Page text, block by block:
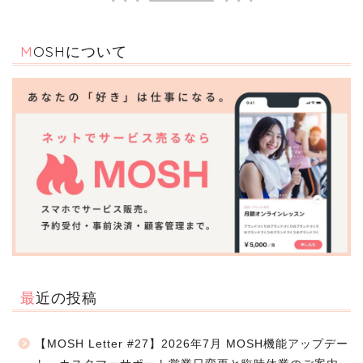
MOSHについて
最近の投稿
【MOSH Letter #27】2026年7月 MOSH機能アップデー